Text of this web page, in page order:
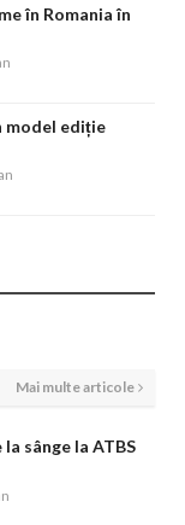
în Romania în
model ediție
Mai multe articole
sânge la ATBS